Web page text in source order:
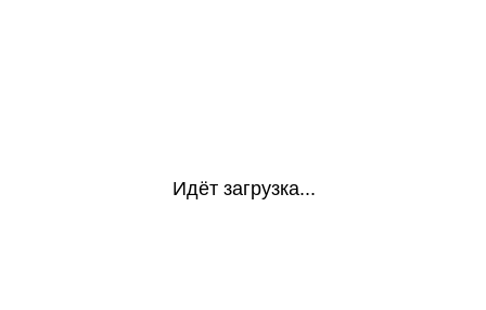
Идёт загрузка...